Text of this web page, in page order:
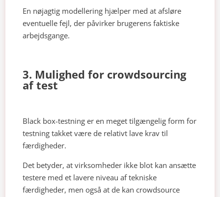
En nøjagtig modellering hjælper med at afsløre
eventuelle fejl, der påvirker brugerens faktiske
arbejdsgange.
3. Mulighed for crowdsourcing
af test
Black box-testning er en meget tilgængelig form for
testning takket være de relativt lave krav til
færdigheder.
Det betyder, at virksomheder ikke blot kan ansætte
testere med et lavere niveau af tekniske
færdigheder, men også at de kan crowdsource